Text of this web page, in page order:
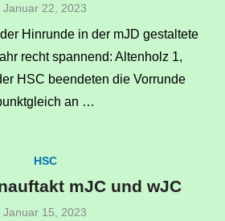
Veröffentlicht
Januar 22, 2023
Hinrunde in der mJD gestaltete
recht spannend: Altenholz 1,
HSC beendeten die Vorrunde
an …
HSC
mJC und wJC
Veröffentlicht
Januar 15, 2023